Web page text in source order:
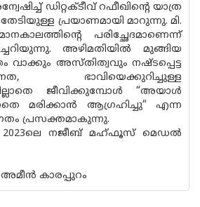
ഡിറ്റക്‌ടീവ് റഫീഖിൻ്റെ യാത്ര
പ്രയാണമായി മാറുന്നു. മി.
പരിച്ഛേദമാണെന്ന്
അഴിമതിയിൽ മുങ്ങിയ
വാക്കും അസ്‌തിത്വവും നഷ്ടപ്പെട്ട
ജീവിക്കുമ്പോൾ “അയാൾ
മരിക്കാൻ ആഗ്രഹിച്ചു“ എന്ന
പ്രസക്തമാകുന്നു.
2023ലെ നജീബ് മഹ്‌ഫൂസ് മെഡൽ
കാരപ്പുറം